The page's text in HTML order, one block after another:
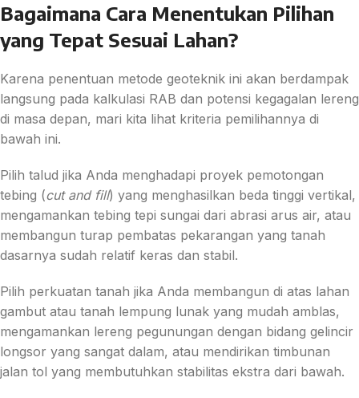
Bagaimana Cara Menentukan Pilihan
yang Tepat Sesuai Lahan?
Karena penentuan metode geoteknik ini akan berdampak
langsung pada kalkulasi RAB dan potensi kegagalan lereng
di masa depan, mari kita lihat kriteria pemilihannya di
bawah ini.
Pilih talud jika Anda menghadapi proyek pemotongan
tebing (cut and fill) yang menghasilkan beda tinggi vertikal,
mengamankan tebing tepi sungai dari abrasi arus air, atau
membangun turap pembatas pekarangan yang tanah
dasarnya sudah relatif keras dan stabil.
Pilih perkuatan tanah jika Anda membangun di atas lahan
gambut atau tanah lempung lunak yang mudah amblas,
mengamankan lereng pegunungan dengan bidang gelincir
longsor yang sangat dalam, atau mendirikan timbunan
jalan tol yang membutuhkan stabilitas ekstra dari bawah.